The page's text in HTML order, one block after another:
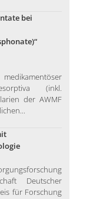
bei
(inkl.
der AWMF
Deutscher
für Forschung